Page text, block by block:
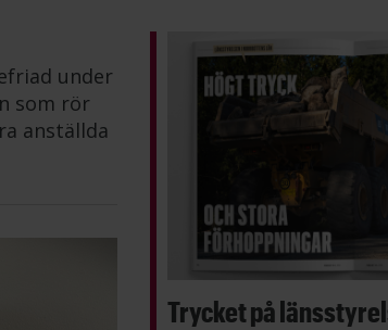
under
som rör
anställda
Trycket på